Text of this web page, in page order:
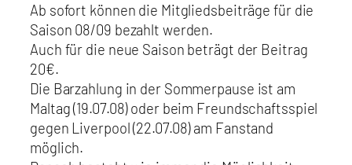
Ab sofort können die Mitgliedsbeiträge für die
Saison 08/09 bezahlt werden.
Auch für die neue Saison beträgt der Beitrag
20€.
Die Barzahlung in der Sommerpause ist am
Maltag (19.07.08) oder beim Freundschaftsspiel
gegen Liverpool (22.07.08) am Fanstand
möglich.